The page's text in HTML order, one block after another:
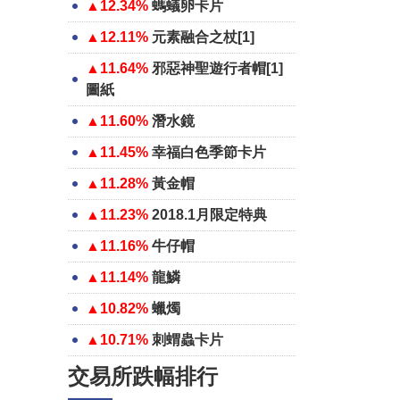
▲12.34% 螞蟻卵卡片
▲12.11% 元素融合之杖[1]
▲11.64% 邪惡神聖遊行者帽[1]
圖紙
▲11.60% 潛水鏡
▲11.45% 幸福白色季節卡片
▲11.28% 黃金帽
▲11.23% 2018.1月限定特典
▲11.16% 牛仔帽
▲11.14% 龍鱗
▲10.82% 蠟燭
▲10.71% 刺蝟蟲卡片
交易所跌幅排行